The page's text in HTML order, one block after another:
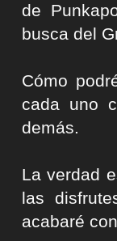
de
busca del
Cómo
cada uno
demás.
La verdad
las
acabaré